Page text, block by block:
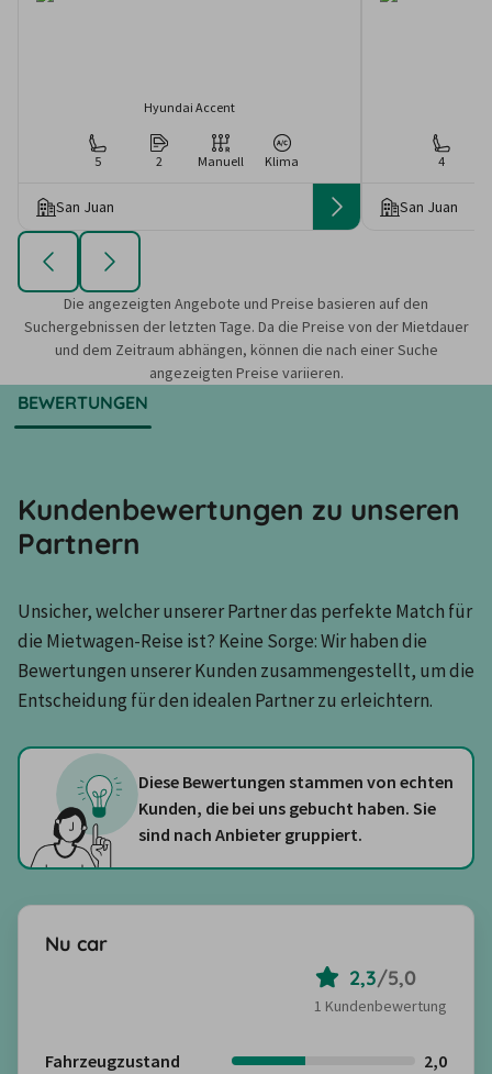
Hyundai Accent
5 2 Manuell Klima
San Juan
4
San Juan
Die angezeigten Angebote und Preise basieren auf den
Suchergebnissen der letzten Tage. Da die Preise von der Mietdauer
und dem Zeitraum abhängen, können die nach einer Suche
angezeigten Preise variieren.
BEWERTUNGEN
Kundenbewertungen zu unseren
Partnern
Unsicher, welcher unserer Partner das perfekte Match für
die Mietwagen-Reise ist? Keine Sorge: Wir haben die
Bewertungen unserer Kunden zusammengestellt, um die
Entscheidung für den idealen Partner zu erleichtern.
Diese Bewertungen stammen von echten
Kunden, die bei uns gebucht haben. Sie
sind nach Anbieter gruppiert.
Nu car
2,3/5,0
1 Kundenbewertung
Fahrzeugzustand
2,0